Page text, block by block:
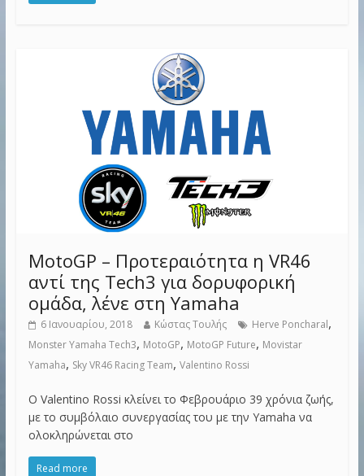
MotoGP – Προτεραιότητα η VR46
αντί της Tech3 για δορυφορική
ομάδα, λένε στη Yamaha
6 Ιανουαρίου, 2018 Κώστας Τουλής Herve Poncharal,
Monster Yamaha Tech3, MotoGP, MotoGP Future, Movistar
Yamaha, Sky VR46 Racing Team, Valentino Rossi
Ο Valentino Rossi κλείνει το Φεβρουάριο 39 χρόνια ζωής,
με το συμβόλαιο συνεργασίας του με την Yamaha να
ολοκληρώνεται στο
Read more